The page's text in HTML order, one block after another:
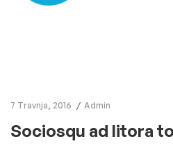
7 Travnja, 2016 Admin
Sociosqu ad litora